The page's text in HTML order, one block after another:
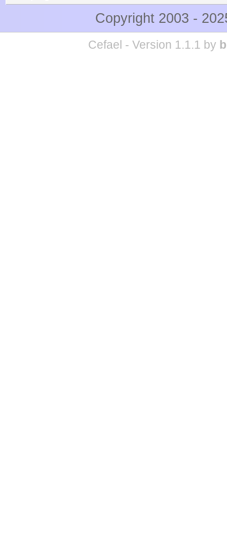
Copyright 2003 -
Cefael - Version 1.1.1 by